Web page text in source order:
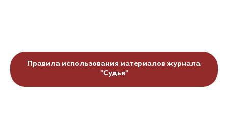
Правила использования материалов журнала
"Судья"